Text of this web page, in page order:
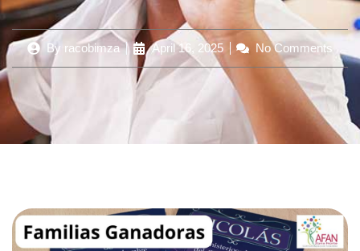
By racobimza April 16, 2025 No Comments